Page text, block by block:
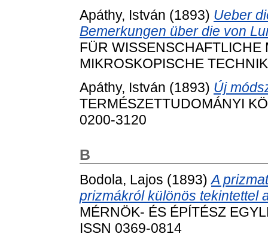
Apáthy, István (1893) Ueber
Bemerkungen über die von
FÜR WISSENSCHAFTLICHE
MIKROSKOPISCHE
Apáthy, István (1893) Új
TERMÉSZETTUDOMÁNYI
0200-3120
B
Bodola, Lajos (1893)A
prizmákról különös tekintettel
MÉRNÖK- ÉS ÉPÍTÉSZ
ISSN 0369-0814